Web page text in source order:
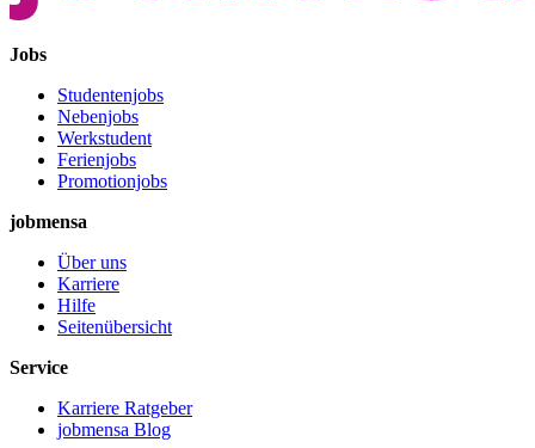
Jobs
Studentenjobs
Nebenjobs
Werkstudent
Ferienjobs
Promotionjobs
jobmensa
Über uns
Karriere
Hilfe
Seitenübersicht
Service
Karriere Ratgeber
jobmensa Blog